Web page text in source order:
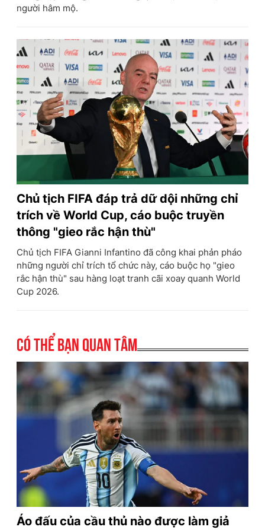
người hâm mộ.
Chủ tịch FIFA đáp trả dữ dội những chỉ
trích về World Cup, cáo buộc truyền
thông "gieo rắc hận thù"
Chủ tịch FIFA Gianni Infantino đã công khai phản pháo
những người chỉ trích tổ chức này, cáo buộc họ "gieo
rắc hận thù" sau hàng loạt tranh cãi xoay quanh World
Cup 2026.
Có thể bạn quan tâm
Áo đấu của cầu thủ nào được làm giả